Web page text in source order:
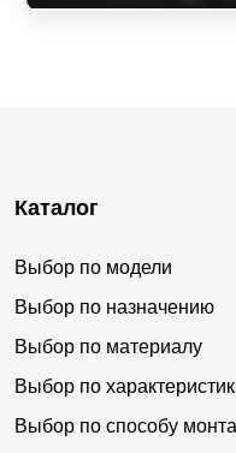
Каталог
Выбор по модели
Выбор по назначению
Выбор по материалу
Выбор по
Выбор по способу